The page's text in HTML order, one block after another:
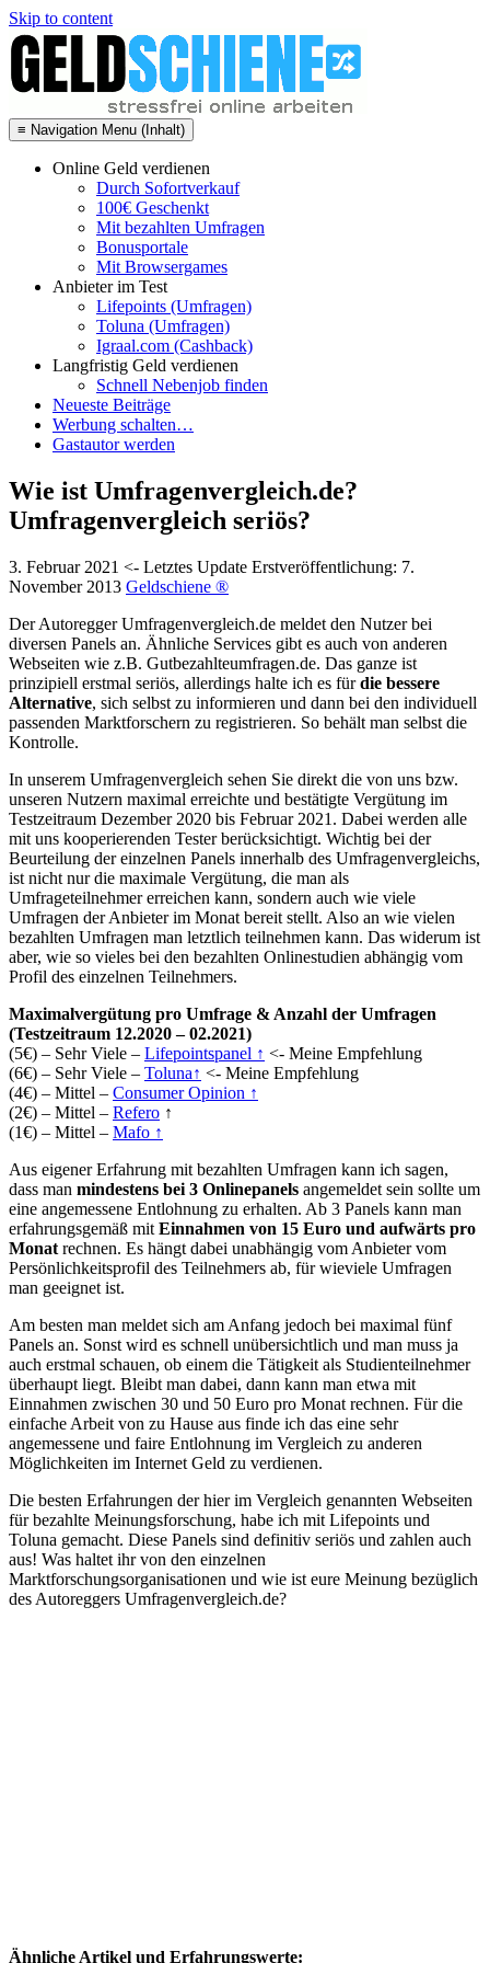
Skip to content
≡ Navigation Menu (Inhalt)
Online Geld verdienen
Durch Sofortverkauf
100€ Geschenkt
Mit bezahlten Umfragen
Bonusportale
Mit Browsergames
Anbieter im Test
Lifepoints (Umfragen)
Toluna (Umfragen)
Igraal.com (Cashback)
Langfristig Geld verdienen
Schnell Nebenjob finden
Neueste Beiträge
Werbung schalten…
Gastautor werden
Wie ist Umfragenvergleich.de?
Umfragenvergleich seriös?
3. Februar 2021 <- Letztes Update Erstveröffentlichung: 7.
November 2013 Geldschiene ®
Der Autoregger Umfragenvergleich.de meldet den Nutzer bei
diversen Panels an. Ähnliche Services gibt es auch von anderen
Webseiten wie z.B. Gutbezahlteumfragen.de. Das ganze ist
prinzipiell erstmal seriös, allerdings halte ich es fürdie bessere
Alternative, sich selbst zu informieren und dann bei den individuell
passenden Marktforschern zu registrieren. So behält man selbst die
Kontrolle.
In unserem Umfragenvergleich sehen Sie direkt die von uns bzw.
unseren Nutzern maximal erreichte und bestätigte Vergütung im
Testzeitraum Dezember 2020 bis Februar 2021. Dabei werden alle
mit uns kooperierenden Tester berücksichtigt. Wichtig bei der
Beurteilung der einzelnen Panels innerhalb des Umfragenvergleichs,
ist nicht nur die maximale Vergütung, die man als
Umfrageteilnehmer erreichen kann, sondern auch wie viele
Umfragen der Anbieter im Monat bereit stellt. Also an wie vielen
bezahlten Umfragen man letztlich teilnehmen kann. Das widerum ist
aber, wie so vieles bei den bezahlten Onlinestudien abhängig vom
Profil des einzelnen Teilnehmers.
Maximalvergütung pro Umfrage & Anzahl der Umfragen
(Testzeitraum 12.2020 – 02.2021)
(5€) – Sehr Viele – Lifepointspanel ↑ <- Meine Empfehlung
(6€) – Sehr Viele – Toluna↑ <- Meine Empfehlung
(4€) – Mittel – Consumer Opinion ↑
(2€) – Mittel – Refero ↑
(1€) – Mittel – Mafo ↑
Aus eigener Erfahrung mit bezahlten Umfragen kann ich sagen,
dass man mindestens bei 3 Onlinepanels angemeldet sein sollte um
eine angemessene Entlohnung zu erhalten. Ab 3 Panels kann man
erfahrungsgemäß mit Einnahmen von 15 Euro und aufwärts pro
Monat rechnen. Es hängt dabei unabhängig vom Anbieter vom
Persönlichkeitsprofil des Teilnehmers ab, für wieviele Umfragen
man geeignet ist.
Am besten man meldet sich am Anfang jedoch bei maximal fünf
Panels an. Sonst wird es schnell unübersichtlich und man muss ja
auch erstmal schauen, ob einem die Tätigkeit als Studienteilnehmer
überhaupt liegt. Bleibt man dabei, dann kann man etwa mit
Einnahmen zwischen 30 und 50 Euro pro Monat rechnen. Für die
einfache Arbeit von zu Hause aus finde ich das eine sehr
angemessene und faire Entlohnung im Vergleich zu anderen
Möglichkeiten im Internet Geld zu verdienen.
Die besten Erfahrungen der hier im Vergleich genannten Webseiten
für bezahlte Meinungsforschung, habe ich mit Lifepoints und
Toluna gemacht. Diese Panels sind definitiv seriös und zahlen auch
aus! Was haltet ihr von den einzelnen
Marktforschungsorganisationen und wie ist eure Meinung bezüglich
des Autoreggers Umfragenvergleich.de?
Ähnliche Artikel und Erfahrungswerte: